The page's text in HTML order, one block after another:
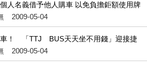
人名義借予他人購車 以免負擔鉅額使用牌
2009-05-04
車！ 「TTJ BUS天天坐不用錢」迎接捷
2009-05-04